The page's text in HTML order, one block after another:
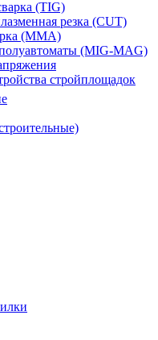
(TIG)
резка (CUT)
(ММА)
(MIG-MAG)
стройплощадок